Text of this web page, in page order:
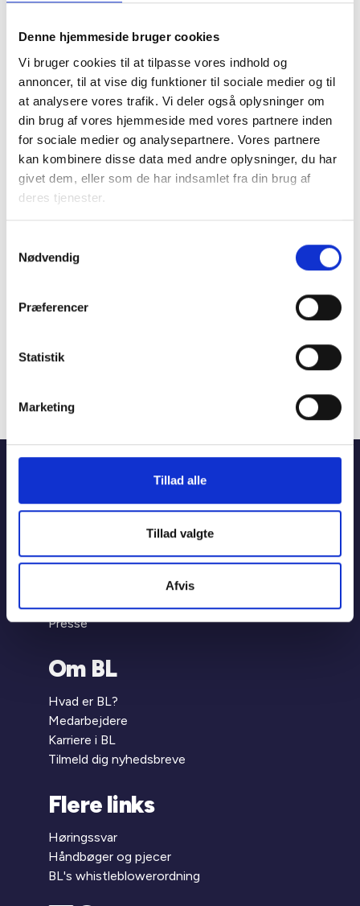
Denne hjemmeside bruger cookies
Vi bruger cookies til at tilpasse vores indhold og
annoncer, til at vise dig funktioner til sociale medier og til
at analysere vores trafik. Vi deler også oplysninger om
din brug af vores hjemmeside med vores partnere inden
for sociale medier og analysepartnere. Vores partnere
kan kombinere disse data med andre oplysninger, du har
givet dem, eller som de har indsamlet fra din brug af
deres tjenester.
Nødvendig
Præferencer
Statistik
Marketing
Tillad alle
Tillad valgte
Afvis
Mariane Thomsens Gade 2F,
T +45 33 76 20 00
Hjem Viden
Leje og brug af en almen bolig
BL's selvbetjening
BL Informerer
Presse
Om BL
Hvad er BL?
Medarbejdere
Karriere i BL
Tilmeld dig nyhedsbreve
Flere links
Høringssvar
Håndbøger og pjecer
BL's whistleblowerordning